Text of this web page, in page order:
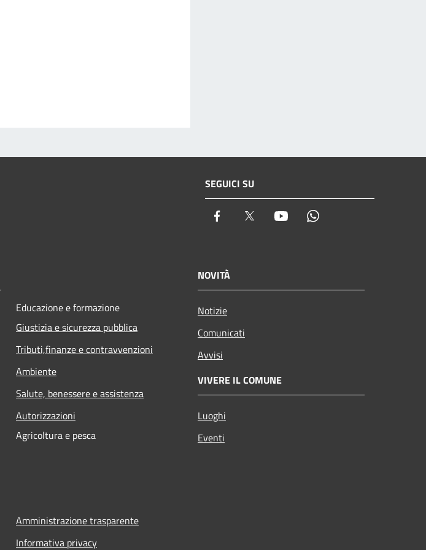
SEGUICI SU
Facebook Twitter Youtube
Educazione e formazione
Giustizia e sicurezza pubblica
Tributi,finanze e contravvenzioni
Ambiente
Salute, benessere e assistenza
Autorizzazioni
Agricoltura e pesca
NOVITÀ
Notizie
Comunicati
Avvisi
VIVERE IL COMUNE
Luoghi
Eventi
Amministrazione trasparente
Informativa privacy